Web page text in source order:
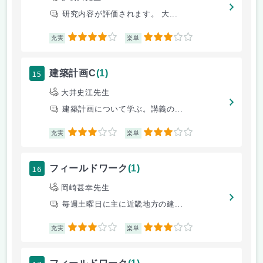
研究内容が評価されます。 大...
充実 4 楽単 3
15 建築計画C(1)
大井史江先生
建築計画について学ぶ。講義の...
充実 3 楽単 3
16 フィールドワーク(1)
岡崎甚幸先生
毎週土曜日に主に近畿地方の建...
充実 3 楽単 3